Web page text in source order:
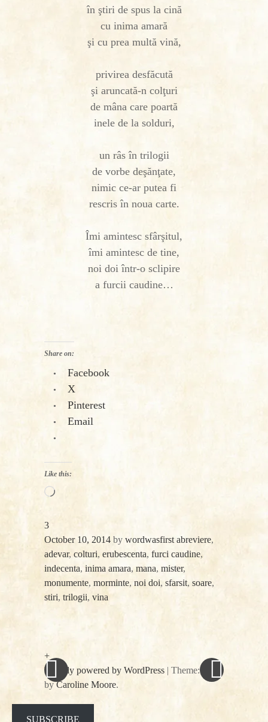
în ştiri de spus la cină
cu inima amară
şi cu prea multă vină,
privirea desfăcută
şi aruncată-n colţuri
de mâna care poartă
inele de la solduri,
un râs în trilogii
de vorbe deşănţate,
nimic ce-ar putea fi
rescris în noua carte.
Îmi amintesc sfârşitul,
îmi amintesc de tine,
noi doi într-o sclipire
a furcii caudine…
Share on:
Facebook
X
Pinterest
Email
Like this:
Loading…
3
October 10, 2014 by wordwasfirst abreviere,
adevar, colturi, erubescenta, furci caudine,
indecenta, inima amara, mana, mister,
monumente, morminte, noi doi, sfarsit, soare,
stiri, trilogii, vina
+
Proudly powered by WordPress | Theme: spun
byCaroline Moore.
SUBSCRIBE